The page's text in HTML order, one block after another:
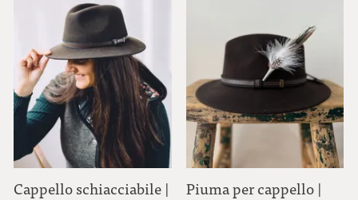
Cappello schiacciabile |
Piuma per cappello |